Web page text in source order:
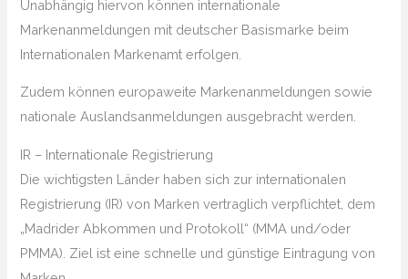
Unabhängig hiervon können internationale
Markenanmeldungen mit deutscher Basismarke beim
Internationalen Markenamt erfolgen.
Zudem können europaweite Markenanmeldungen sowie
nationale Auslandsanmeldungen ausgebracht werden.
IR – Internationale Registrierung
Die wichtigsten Länder haben sich zur internationalen
Registrierung (IR) von Marken vertraglich verpflichtet, dem
„Madrider Abkommen und Protokoll“ (MMA und/oder
PMMA). Ziel ist eine schnelle und günstige Eintragung von